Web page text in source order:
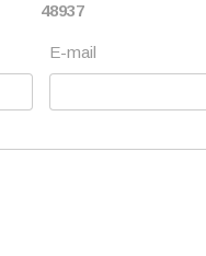
E-mail
48937